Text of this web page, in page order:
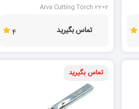
2202
Arva Cutting Torch 2202
تماس بگیرید 4
تماس بگیرید